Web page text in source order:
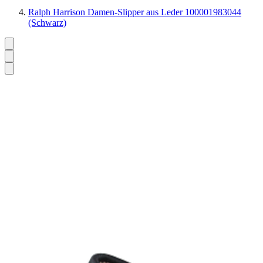
Ralph Harrison Damen-Slipper aus Leder 100001983044
(Schwarz)